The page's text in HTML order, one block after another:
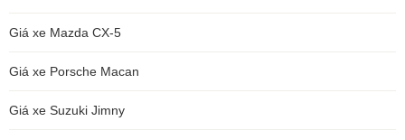
Giá xe Mazda CX-5
Giá xe Porsche Macan
Giá xe Suzuki Jimny